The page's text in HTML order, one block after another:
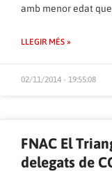
amb menor edat
LLEGIR MÉS »
02/11/2014 - 19:55:08
FNAC El
delegats de